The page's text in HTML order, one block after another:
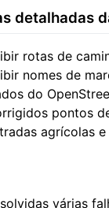
detalhadas
rotas de
nomes de
do
pontos
agrícolas
várias